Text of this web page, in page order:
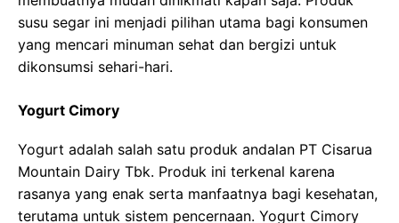
susu segar ini menjadi pilihan utama bagi konsumen
yang mencari minuman sehat dan bergizi untuk
dikonsumsi sehari-hari.
Yogurt Cimory
Yogurt adalah salah satu produk andalan PT Cisarua
Mountain Dairy Tbk. Produk ini terkenal karena
rasanya yang enak serta manfaatnya bagi kesehatan,
terutama untuk sistem pencernaan. Yogurt Cimory